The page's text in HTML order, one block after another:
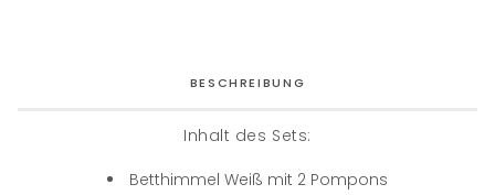
BESCHREIBUNG
Inhalt des Sets:
Betthimmel Weiß mit 2 Pompons